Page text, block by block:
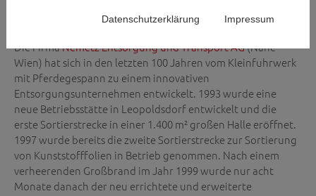
Datenschutzerklärung Impressum
Die FirmaNemetz Entsorgung und Transport AG(Nähe
Wien) hat sich in den letzten 100 Jahren vom Kleinfuhrwerk
mit Pferdegespann zu einem innovativen
Entsorgungsunternehmen entwickelt. 1993 wurde eine
neue Betriebsstätte in Leopoldsdorf entwickelt und die
erste Sortierstrecke in einer 1.400 m² großen Halle eröffnet.
1997 wurde bereits die zweite Sortierstrecke zur Sortierung
von Kunststofffolien in Betrieb genommen. Nach einem
verheerenden Großbrand im Jahr 1999 wurde nur acht
Monate danach der neu errichtete und erweiterte